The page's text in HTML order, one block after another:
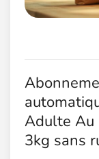
Adulte Au
3kg sans